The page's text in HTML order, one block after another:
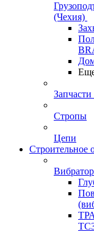
(Чехия)
Стропы
Цепи
Строительное